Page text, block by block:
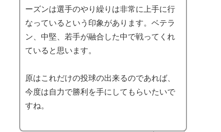
ーズンは選手のやり繰りは非常に上手に行
なっているという印象があります。ベテラ
ン、中堅、若手が融合した中で戦ってくれ
ていると思います。
原はこれだけの投球の出来るのであれば、
今度は自力で勝利を手にしてもらいたいで
すね。